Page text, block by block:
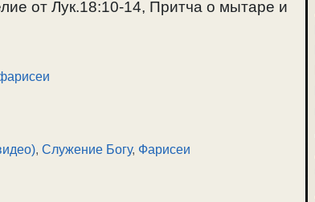
от Лук.18:10-14, Притча о мытаре и
, Служение Богу, Фарисеи